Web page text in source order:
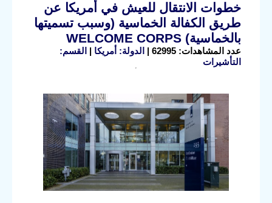
خطوات الانتقال للعيش في أمريكا عن
طريق الكفالة الخماسية (وسبب تسميتها
بالخماسية) WELCOME CORPS
عدد المشاهدات: 62995 | الدولة: أمريكا | القسم:
التأشيرات